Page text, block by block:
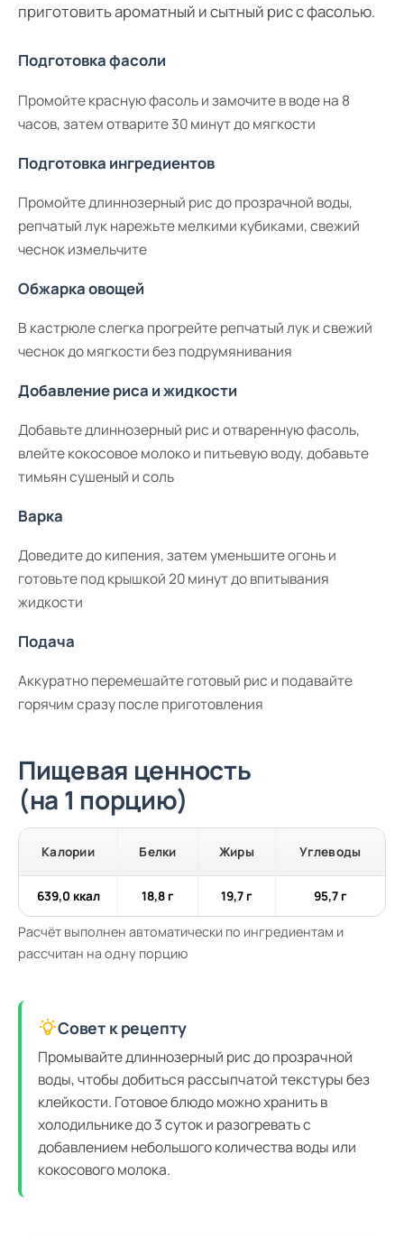
приготовить ароматный и сытный рис с фасолью.
Подготовка фасоли
Промойте красную фасоль и замочите в воде на 8
часов, затем отварите 30 минут до мягкости
Подготовка ингредиентов
Промойте длиннозерный рис до прозрачной воды,
репчатый лук нарежьте мелкими кубиками, свежий
чеснок измельчите
Обжарка овощей
В кастрюле слегка прогрейте репчатый лук и свежий
чеснок до мягкости без подрумянивания
Добавление риса и жидкости
Добавьте длиннозерный рис и отваренную фасоль,
влейте кокосовое молоко и питьевую воду, добавьте
тимьян сушеный и соль
Варка
Доведите до кипения, затем уменьшите огонь и
готовьте под крышкой 20 минут до впитывания
жидкости
Подача
Аккуратно перемешайте готовый рис и подавайте
горячим сразу после приготовления
Пищевая ценность
(на 1 порцию)
Калории Белки Жиры Углеводы
639,0 ккал 18,8 г 19,7 г 95,7 г
Расчёт выполнен автоматически по ингредиентам и
рассчитан на одну порцию
Совет к рецепту
Промывайте длиннозерный рис до прозрачной
воды, чтобы добиться рассыпчатой текстуры без
клейкости. Готовое блюдо можно хранить в
холодильнике до 3 суток и разогревать с
добавлением небольшого количества воды или
кокосового молока.